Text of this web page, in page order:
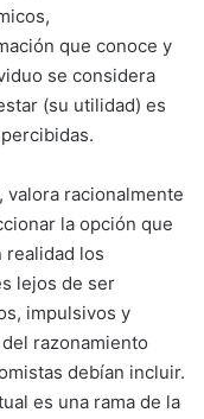
que conoce y
se considera
(su utilidad) es
valora racionalmente
la opción que
realidad los
lejos de ser
impulsivos y
razonamiento
debían incluir.
es una rama de la